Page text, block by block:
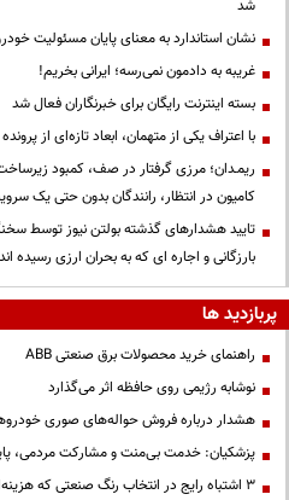
شد
نشان استاندارد به معنای پایان مسئولیت
غریبه به دادمون نمی‌رسه؛ ایرانی بخریم!
بسته اینترنت رایگان برای خبرنگاران فعال شد
با اعتراف یکی از متهمان، ابعاد تازه‌ای از
کامیون در انتظار، رانندگان بدون حتی یک
تایید هشدارهای گذشته بولتن نیوز توسط
بارزگانی و اجاره ای که به بحران ارزی رسیده اند
پربازدید ها
راهنمای خرید محصولات برق صنعتی ABB
نوشابه رژیمی روی حافظه اثر می‌گذارد
هشدار درباره فروش حواله‌های صوری
پزشکیان: خدمت بی‌منت و مشارکت مردمی،
3 اشتباه رایج در انتخاب رنگ صنعتی که هزینه‌اش را سال‌ها می‌پردازید...